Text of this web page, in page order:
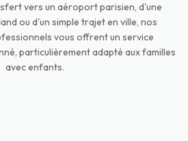
vers un aéroport parisien, d'une
ou d'un simple trajet en ville, nos
vous offrent un service
particulièrement adapté aux familles
avec enfants.